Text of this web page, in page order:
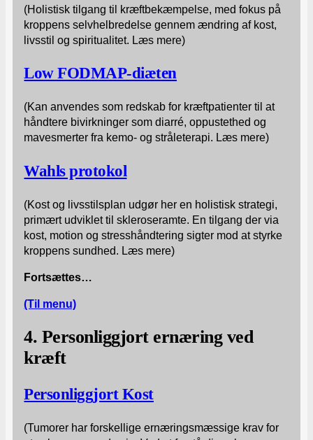
(Holistisk tilgang til kræftbekæmpelse, med fokus på
kroppens selvhelbredelse gennem ændring af kost,
livsstil og spiritualitet. Læs mere)
Low FODMAP-diæten
(Kan anvendes som redskab for kræftpatienter til at
håndtere bivirkninger som diarré, oppustethed og
mavesmerter fra kemo- og stråleterapi. Læs mere)
Wahls protokol
(Kost og livsstilsplan udgør her en holistisk strategi,
primært udviklet til skleroseramte. En tilgang der via
kost, motion og stresshåndtering sigter mod at styrke
kroppens sundhed. Læs mere)
Fortsættes…
(Til menu)
4. Personliggjort ernæring ved
kræft
Personliggjort Kost
(Tumorer har forskellige ernæringsmæssige krav for